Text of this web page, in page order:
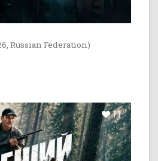
Russian Federation)
11